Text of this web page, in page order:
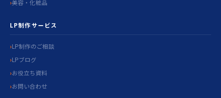
美容・化粧品
LP制作サービス
LP制作のご相談
LPブログ
お役立ち資料
お問い合わせ